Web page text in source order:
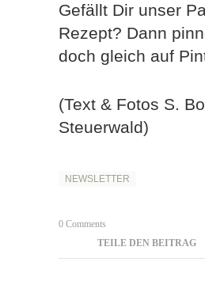
Gefällt Dir unser
Rezept? Dann
doch gleich auf
(Text & Fotos S.
Steuerwald)
NEWSLETTER
0 Comments
TEILE DEN BEITRAG